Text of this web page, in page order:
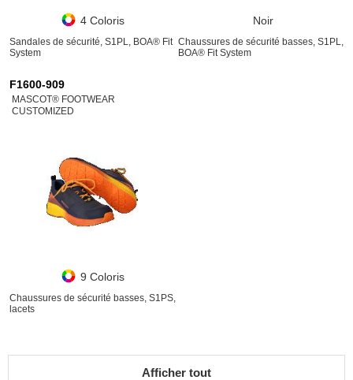
4 Coloris
Sandales de sécurité, S1PL, BOA® Fit
System
Noir
Chaussures de sécurité basses, S1PL,
BOA® Fit System
F1600-909
MASCOT® FOOTWEAR
CUSTOMIZED
9 Coloris
Chaussures de sécurité basses, S1PS,
lacets
Afficher tout